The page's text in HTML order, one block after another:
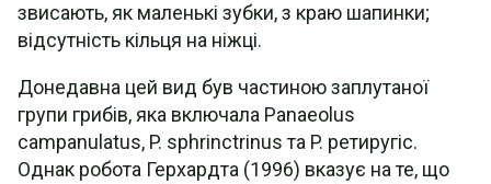
звисають, як маленькі зубки, з краю шапинки;
відсутність кільця на ніжці.
Донедавна цей вид був частиною заплутаної
групи грибів, яка включала Panaeolus
campanulatus, P. sphrinctrinus та P. ретиругіс.
Однак робота Герхардта (1996) вказує на те, що